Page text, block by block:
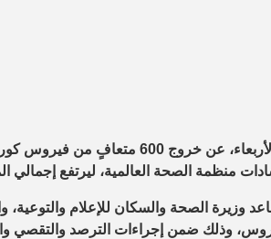
أعلنت وزارة الصحة والسكان،
الصحة العالمية، ليرتفع إجمالي المتعافين من
وذلك ضمن إجراءات الترصد والتقصي